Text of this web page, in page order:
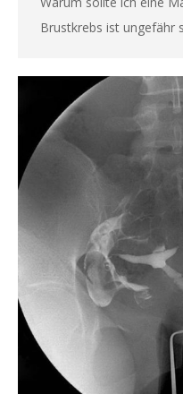
Brustkrebs ist ungefähr